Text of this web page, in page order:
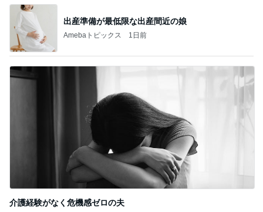
出産準備が最低限な出産間近の娘
Amebaトピックス 1日前
介護経験がなく危機感ゼロの夫